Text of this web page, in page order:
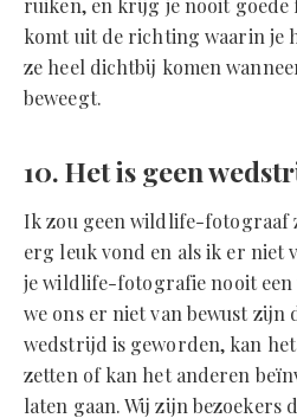
ruiken, en krijg je nooit goede
komt uit de richting waarin je
ze heel dichtbij komen
beweegt.
10. Het is geen
Ik zou geen wildlife-fotograaf
erg leuk vond en als ik er niet
je wildlife-fotografie nooit
we ons er niet van bewust zijn
wedstrijd is geworden, kan
zetten of kan het anderen
laten gaan. Wij zijn bezoekers